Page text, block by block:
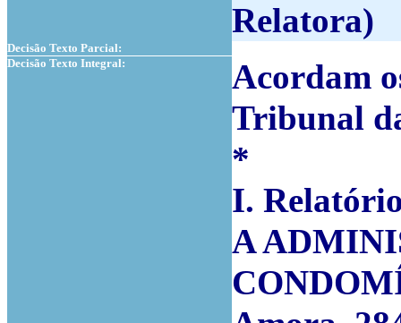
Relatora)
Decisão Texto Parcial:
Decisão Texto Integral:
Acordam
Tribunal
*
I.
A